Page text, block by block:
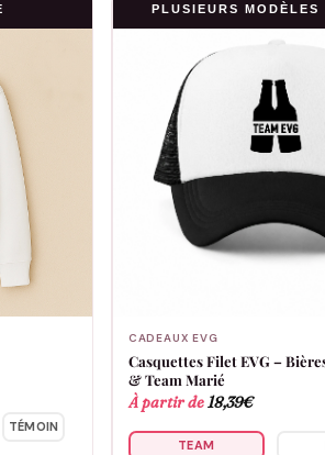
TÉMOIN
PLUSIEURS MODÈLES
CADEAUX EVG
Casquettes Filet EVG –
& Team Marié
À partir de18,39€
TEAM